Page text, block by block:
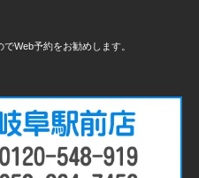
Web予約をお勧めします。